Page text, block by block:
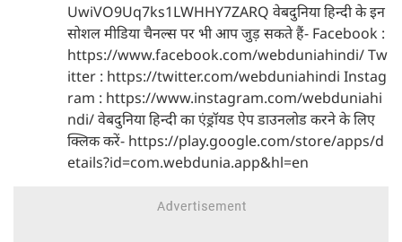
UwiVO9Uq7ks1LWHHY7ZARQ वेबदुनिया हिन्दी के इन
सोशल मीडिया चैनल्स पर भी आप जुड़ सकते हैं- Facebook :
https://www.facebook.com/webduniahindi/ Tw
itter : https://twitter.com/webduniahindi Instag
ram : https://www.instagram.com/webduniahi
ndi/ वेबदुनिया हिन्दी का एंड्रॉयड ऐप डाउनलोड करने के लिए
क्लिक करें- https://play.google.com/store/apps/d
etails?id=com.webdunia.app&hl=en